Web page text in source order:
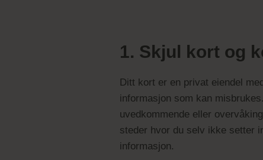
1. Skjul kort og
Ditt kort er en privat eiendel
informasjon som kan
uvedkommende eller
steder hvor du selv ikke setter
informasjon.